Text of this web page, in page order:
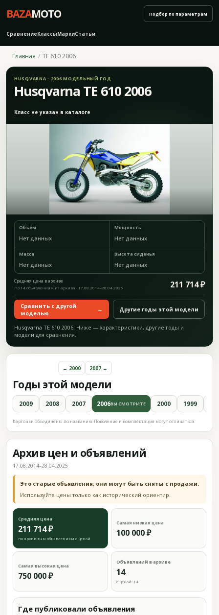
BAZAMOTO
СравнениеКлассыМаркиСтатьи
Подбор по параметрам
Главная TE 610 2006
HUSQVARNA · 2006 МОДЕЛЬНЫЙ ГОД
Husqvarna TE 610 2006
Класс не указан в каталоге
Объём
Нет данных
Мощность
Нет данных
Масса
Нет данных
Высота сиденья
Нет данных
Средняя цена в архиве 211 714 ₽
По 14 объявлениям из архива · 17.08.2014–28.04.2025
Сравнить с другой
моделью
→ Другие годы этой модели
Husqvarna TE 610 2006. Ниже — характеристики, другие годы и
модели для сравнения.
Годы этой модели
← 2000 2007 →
2009 2008 2007 2006ВЫ СМОТРИТЕ 2000 1999
Карточки объединены по названию. Поколение и комплектация могут отличаться.
Архив цен и объявлений
17.08.2014–28.04.2025
Это старые объявления; они могут быть сняты с продажи.
Используйте цены только как исторический ориентир.
Средняя цена
211 714 ₽
по архивным объявлениям с ценой
Самая низкая цена
100 000 ₽
Самая высокая цена
750 000 ₽
Объявлений в архиве
14
с ценой: 14
Где публиковали объявления